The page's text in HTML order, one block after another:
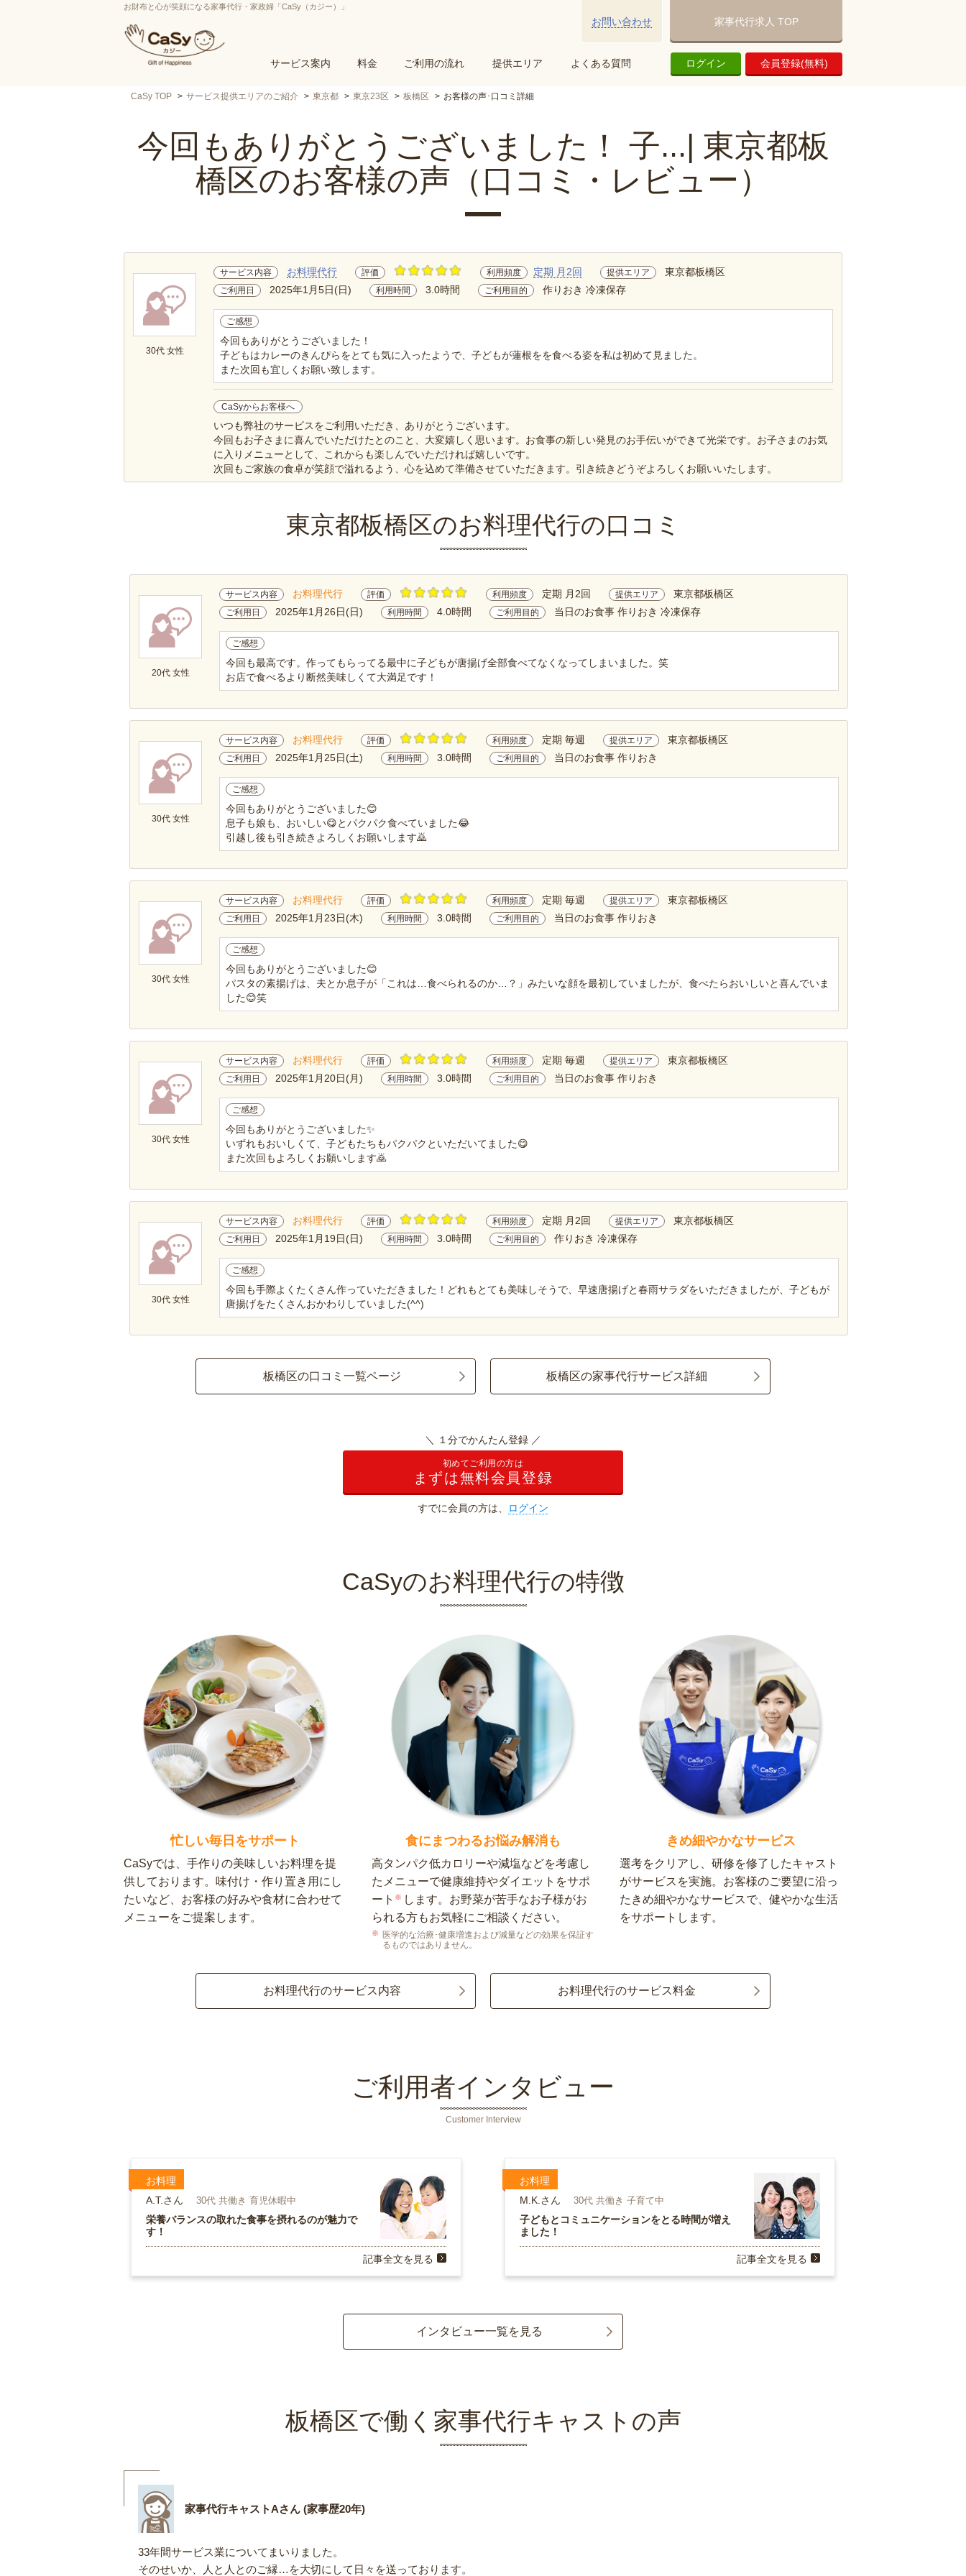
お財布と心が笑顔になる家事代行・家政婦「CaSy（カジー）」
サービス案内 料金 ご利用の流れ 提供エリア よくある質問 ログイン 会員登録(無料)
お問い合わせ 家事代行求人 TOP
CaSy TOP サービス提供エリアのご紹介 東京都 東京23区 板橋区 お客様の声･口コミ詳細
今回もありがとうございました！ 子...| 東京都板
橋区のお客様の声（口コミ・レビュー）
30代 女性
サービス内容 お料理代行 評価 利用頻度 定期 月2回 提供エリア 東京都板橋区
ご利用日 2025年1月5日(日) 利用時間 3.0時間 ご利用目的 作りおき 冷凍保存
ご感想
今回もありがとうございました！
子どもはカレーのきんぴらをとても気に入ったようで、子どもが蓮根をを食べる姿を私は初めて見ました。
また次回も宜しくお願い致します。
CaSyからお客様へ
いつも弊社のサービスをご利用いただき、ありがとうございます。
今回もお子さまに喜んでいただけたとのこと、大変嬉しく思います。お食事の新しい発見のお手伝いができて光栄です。お子さまのお気
に入りメニューとして、これからも楽しんでいただければ嬉しいです。
次回もご家族の食卓が笑顔で溢れるよう、心を込めて準備させていただきます。引き続きどうぞよろしくお願いいたします。
東京都板橋区のお料理代行の口コミ
20代 女性
サービス内容 お料理代行 評価 利用頻度 定期 月2回 提供エリア 東京都板橋区
ご利用日 2025年1月26日(日) 利用時間 4.0時間 ご利用目的 当日のお食事 作りおき 冷凍保存
ご感想
今回も最高です。作ってもらってる最中に子どもが唐揚げ全部食べてなくなってしまいました。笑
お店で食べるより断然美味しくて大満足です！
30代 女性
サービス内容 お料理代行 評価 利用頻度 定期 毎週 提供エリア 東京都板橋区
ご利用日 2025年1月25日(土) 利用時間 3.0時間 ご利用目的 当日のお食事 作りおき
ご感想
今回もありがとうございました😊
息子も娘も、おいしい😋とパクパク食べていました😂
引越し後も引き続きよろしくお願いします🙇
30代 女性
サービス内容 お料理代行 評価 利用頻度 定期 毎週 提供エリア 東京都板橋区
ご利用日 2025年1月23日(木) 利用時間 3.0時間 ご利用目的 当日のお食事 作りおき
ご感想
今回もありがとうございました😊
パスタの素揚げは、夫とか息子が「これは…食べられるのか…？」みたいな顔を最初していましたが、食べたらおいしいと喜んでいま
した😊笑
30代 女性
サービス内容 お料理代行 評価 利用頻度 定期 毎週 提供エリア 東京都板橋区
ご利用日 2025年1月20日(月) 利用時間 3.0時間 ご利用目的 当日のお食事 作りおき
ご感想
今回もありがとうございました✨
いずれもおいしくて、子どもたちもパクパクといただいてました😋
また次回もよろしくお願いします🙇
30代 女性
サービス内容 お料理代行 評価 利用頻度 定期 月2回 提供エリア 東京都板橋区
ご利用日 2025年1月19日(日) 利用時間 3.0時間 ご利用目的 作りおき 冷凍保存
ご感想
今回も手際よくたくさん作っていただきました！どれもとても美味しそうで、早速唐揚げと春雨サラダをいただきましたが、子どもが
唐揚げをたくさんおかわりしていました(^^)
板橋区の口コミ一覧ページ 板橋区の家事代行サービス詳細
＼ １分でかんたん登録 ／
初めてご利用の方は
まずは無料会員登録
すでに会員の方は、 ログイン
CaSyのお料理代行の特徴
忙しい毎日をサポート
CaSyでは、手作りの美味しいお料理を提
供しております。味付け・作り置き用にし
たいなど、お客様の好みや食材に合わせて
メニューをご提案します。
食にまつわるお悩み解消も
高タンパク低カロリーや減塩などを考慮し
たメニューで健康維持やダイエットをサポ
ート ※ します。お野菜が苦手なお子様がお
られる方もお気軽にご相談ください。
医学的な治療･健康増進および減量などの効果を保証す
るものではありません。
きめ細やかなサービス
選考をクリアし、研修を修了したキャスト
がサービスを実施。お客様のご要望に沿っ
たきめ細やかなサービスで、健やかな生活
をサポートします。
お料理代行のサービス内容 お料理代行のサービス料金
ご利用者インタビュー
Customer Interview
お料理
A.T.さん
30代 共働き 育児休暇中
栄養バランスの取れた食事を摂れるのが魅力で
す！
記事全文を見る
お料理
M.K.さん
30代 共働き 子育て中
子どもとコミュニケーションをとる時間が増え
ました！
記事全文を見る
インタビュー一覧を見る
板橋区で働く家事代行キャストの声
家事代行キャストAさん (家事歴20年)
33年間サービス業についてまいりました。
そのせいか、人と人とのご縁…を大切にして日々を送っております。